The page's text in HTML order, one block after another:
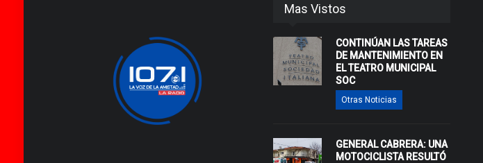
Mas Vistos
CONTINÚAN LAS TAREAS
DE MANTENIMIENTO EN
EL TEATRO MUNICIPAL
SOC
Otras Noticias
GENERAL CABRERA: UNA
MOTOCICLISTA RESULTÓ